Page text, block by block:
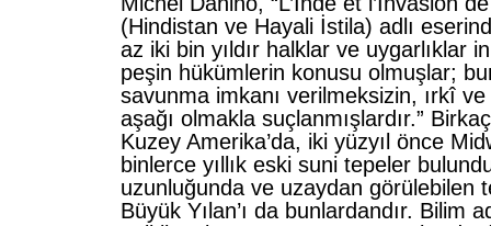
(Hindistan ve Hayali İstila) adlı
az iki bin yıldır halklar ve uygarlıklar
peşin hükümlerin konusu olmuşlar;
savunma imkanı verilmeksizin, ırkî
aşağı olmakla suçlanmışlardır.”
Kuzey Amerika’da, iki yüzyıl önce
binlerce yıllık eski suni tepeler
uzunluğunda ve uzaydan görülebilen
Büyük Yılan’ı da bunlardandır. Bilim